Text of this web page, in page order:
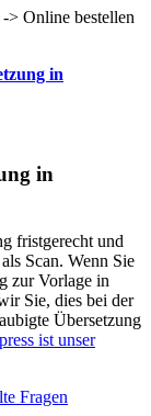
> Online bestellen
in
in
fristgerecht und
Scan. Wenn Sie
zur Vorlage in
Sie, dies bei der
Übersetzung
ist unser
Fragen